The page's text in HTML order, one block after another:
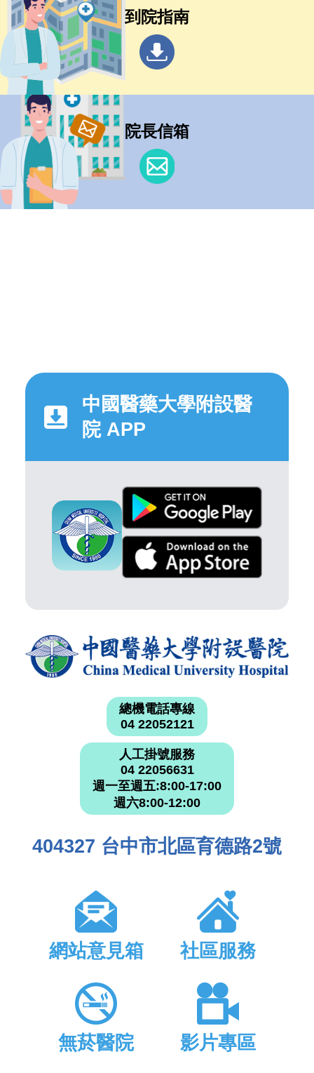
到院指南
院長信箱
中國醫藥大學附設醫
院 APP
總機電話專線
04 22052121
人工掛號服務
04 22056631
週一至週五:8:00-17:00
週六8:00-12:00
404327 台中市北區育德路2號
網站意見箱 社區服務
無菸醫院 影片專區